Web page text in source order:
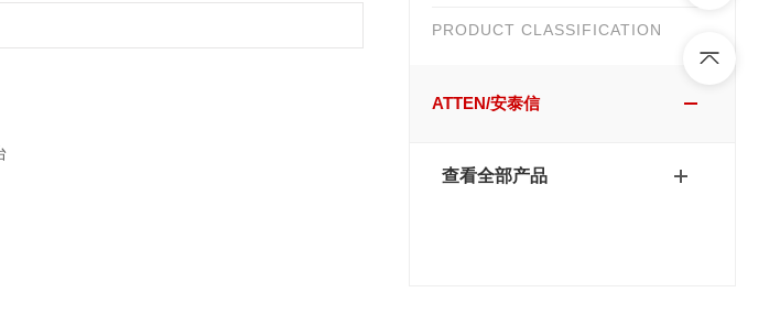
PRODUCT CLASSIFICATION
ATTEN/安泰信
查看全部产品